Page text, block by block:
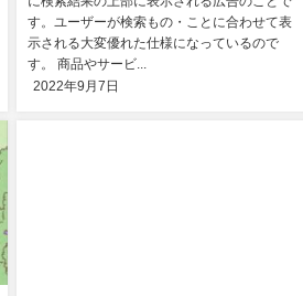
す。ユーザーが検索もの・ことに合わせて表
示される大変優れた仕様になっているので
す。 商品やサービ...
2022年9月7日